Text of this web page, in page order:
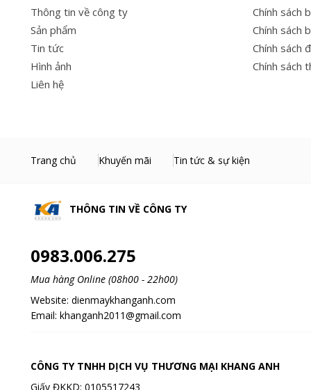
Thông tin về công ty
Sản phẩm
Tin tức
Hình ảnh
Liên hệ
Chính sách
Chính sách
Chính sách
Chính sách
Trang chủ Khuyến mãi Tin tức & sự kiện
THÔNG TIN VỀ CÔNG TY
0983.006.275
Mua hàng Online (08h00 - 22h00)
Website: dienmaykhanganh.com
Email: khanganh2011@gmail.com
CÔNG TY TNHH DỊCH VỤ THƯƠNG MẠI KHANG ANH
Giấy ĐKKD: 0105517243